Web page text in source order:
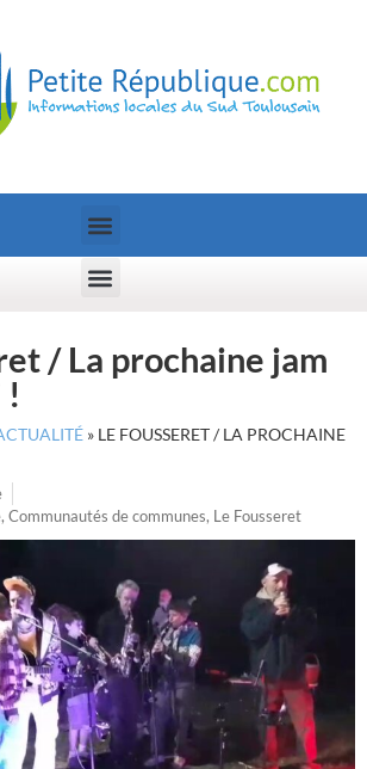
/ La prochaine jam
!
» LE FOUSSERET / LA PROCHAINE
, Communautés de communes, Le Fousseret